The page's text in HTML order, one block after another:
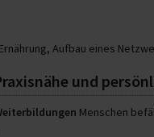
Aufbau eines
und
Menschen